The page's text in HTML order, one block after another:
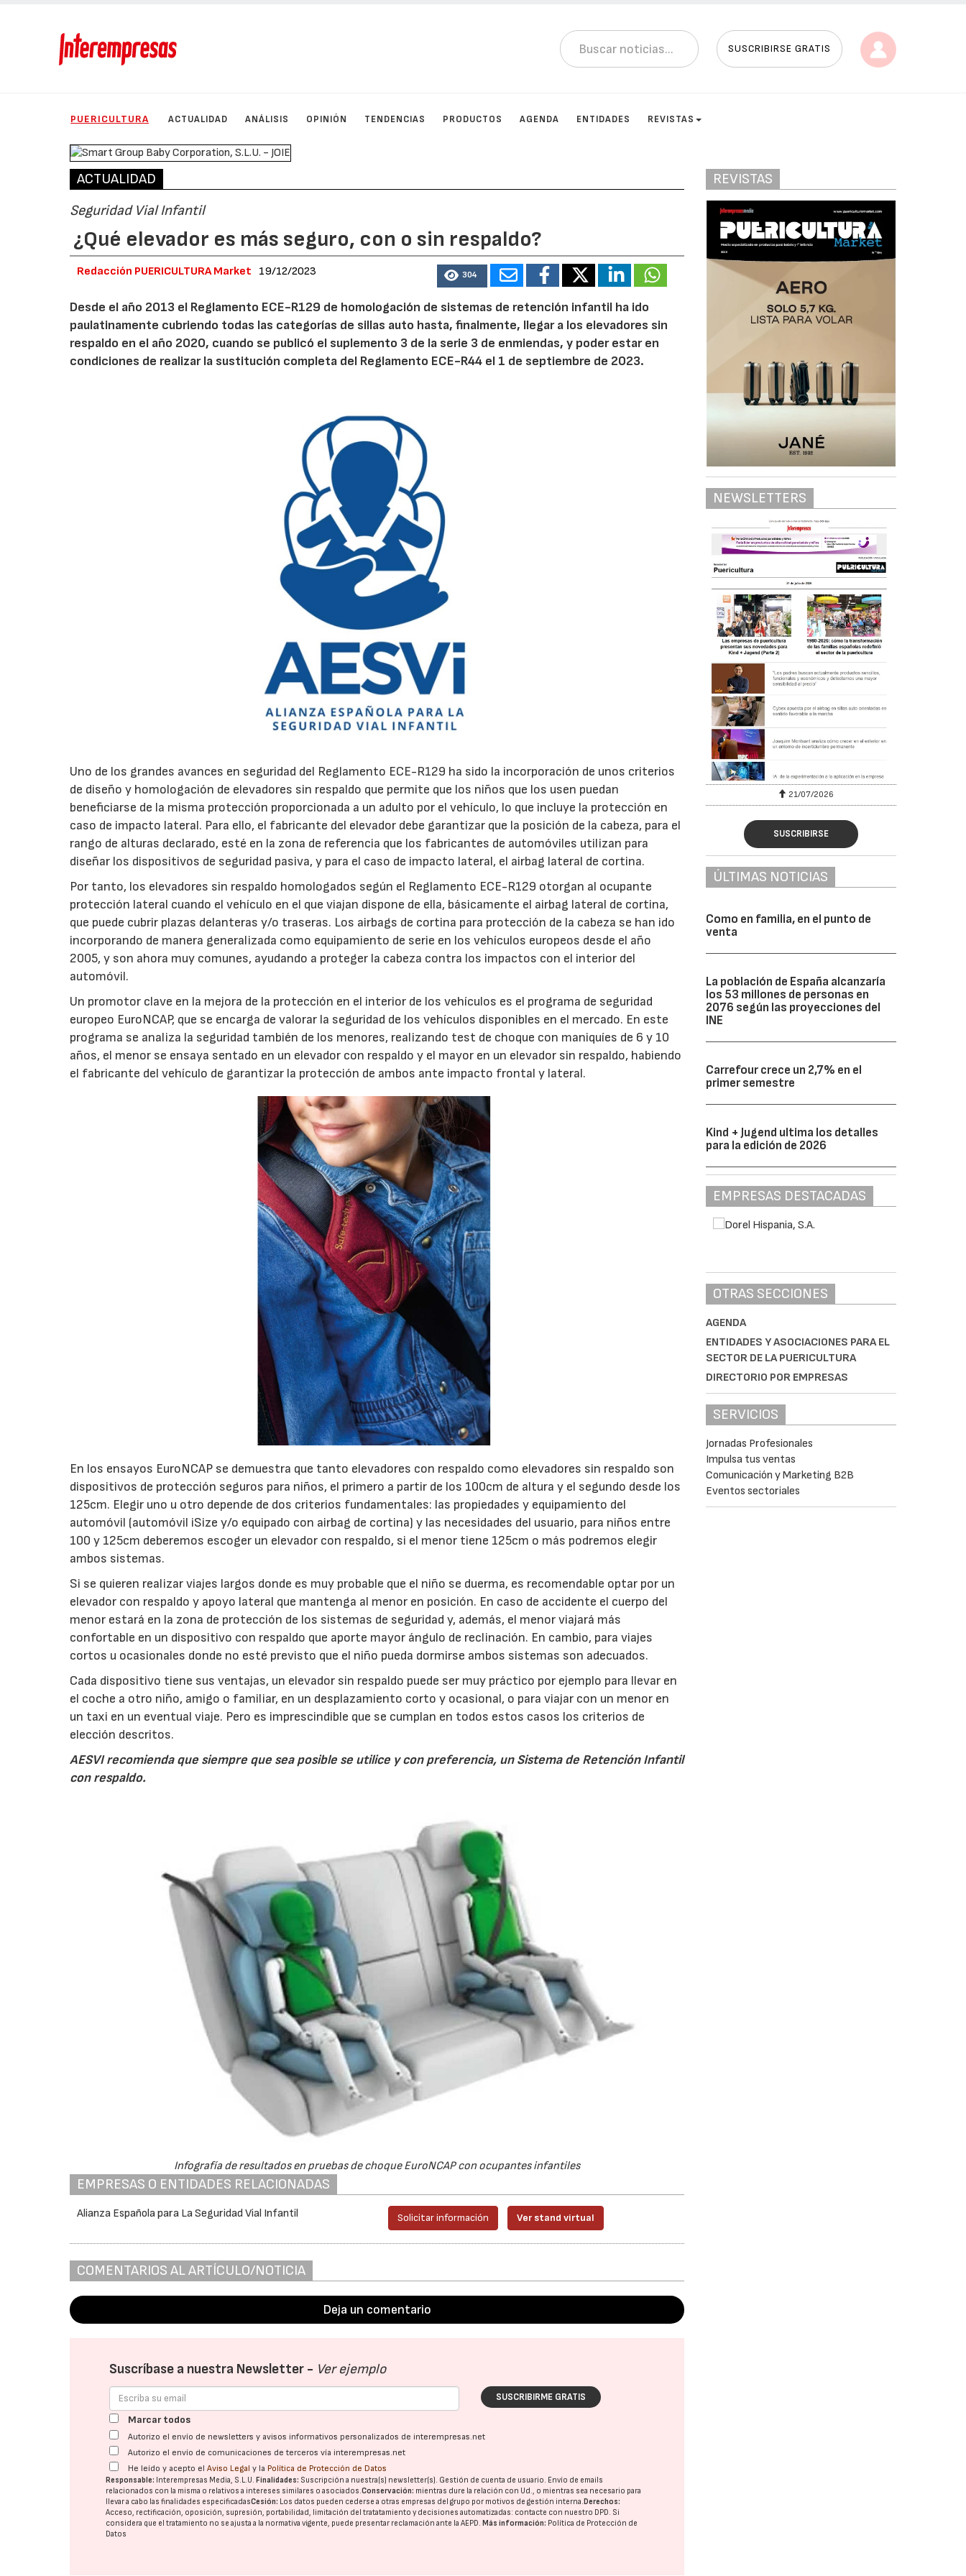
SUSCRIBIRSE GRATIS
PUERICULTURA ACTUALIDAD ANÁLISIS OPINIÓN TENDENCIAS PRODUCTOS AGENDA ENTIDADES REVISTAS
ACTUALIDAD
Seguridad Vial Infantil
¿Qué elevador es más seguro, con o sin respaldo?
Redacción PUERICULTURA Market 19/12/2023 304
Desde el año 2013 el Reglamento ECE-R129 de homologación de sistemas de retención infantil ha ido
paulatinamente cubriendo todas las categorías de sillas auto hasta, finalmente, llegar a los elevadores sin
respaldo en el año 2020, cuando se publicó el suplemento 3 de la serie 3 de enmiendas, y poder estar en
condiciones de realizar la sustitución completa del Reglamento ECE-R44 el 1 de septiembre de 2023.
Uno de los grandes avances en seguridad del Reglamento ECE-R129 ha sido la incorporación de unos criterios
de diseño y homologación de elevadores sin respaldo que permite que los niños que los usen puedan
beneficiarse de la misma protección proporcionada a un adulto por el vehículo, lo que incluye la protección en
caso de impacto lateral. Para ello, el fabricante del elevador debe garantizar que la posición de la cabeza, para el
rango de alturas declarado, esté en la zona de referencia que los fabricantes de automóviles utilizan para
diseñar los dispositivos de seguridad pasiva, y para el caso de impacto lateral, el airbag lateral de cortina.
Por tanto, los elevadores sin respaldo homologados según el Reglamento ECE-R129 otorgan al ocupante
protección lateral cuando el vehículo en el que viajan dispone de ella, básicamente el airbag lateral de cortina,
que puede cubrir plazas delanteras y/o traseras. Los airbags de cortina para protección de la cabeza se han ido
incorporando de manera generalizada como equipamiento de serie en los vehículos europeos desde el año
2005, y son ahora muy comunes, ayudando a proteger la cabeza contra los impactos con el interior del
automóvil.
Un promotor clave en la mejora de la protección en el interior de los vehículos es el programa de seguridad
europeo EuroNCAP, que se encarga de valorar la seguridad de los vehículos disponibles en el mercado. En este
programa se analiza la seguridad también de los menores, realizando test de choque con maniquíes de 6 y 10
años, el menor se ensaya sentado en un elevador con respaldo y el mayor en un elevador sin respaldo, habiendo
el fabricante del vehículo de garantizar la protección de ambos ante impacto frontal y lateral.
En los ensayos EuroNCAP se demuestra que tanto elevadores con respaldo como elevadores sin respaldo son
dispositivos de protección seguros para niños, el primero a partir de los 100cm de altura y el segundo desde los
125cm. Elegir uno u otro depende de dos criterios fundamentales: las propiedades y equipamiento del
automóvil (automóvil iSize y/o equipado con airbag de cortina) y las necesidades del usuario, para niños entre
100 y 125cm deberemos escoger un elevador con respaldo, si el menor tiene 125cm o más podremos elegir
ambos sistemas.
Si se quieren realizar viajes largos donde es muy probable que el niño se duerma, es recomendable optar por un
elevador con respaldo y apoyo lateral que mantenga al menor en posición. En caso de accidente el cuerpo del
menor estará en la zona de protección de los sistemas de seguridad y, además, el menor viajará más
confortable en un dispositivo con respaldo que aporte mayor ángulo de reclinación. En cambio, para viajes
cortos u ocasionales donde no esté previsto que el niño pueda dormirse ambos sistemas son adecuados.
Cada dispositivo tiene sus ventajas, un elevador sin respaldo puede ser muy práctico por ejemplo para llevar en
el coche a otro niño, amigo o familiar, en un desplazamiento corto y ocasional, o para viajar con un menor en
un taxi en un eventual viaje. Pero es imprescindible que se cumplan en todos estos casos los criterios de
elección descritos.
AESVI recomienda que siempre que sea posible se utilice y con preferencia, un Sistema de Retención Infantil
con respaldo.
Infografía de resultados en pruebas de choque EuroNCAP con ocupantes infantiles
EMPRESAS O ENTIDADES RELACIONADAS
Alianza Española para La Seguridad Vial Infantil Solicitar información Ver stand virtual
COMENTARIOS AL ARTÍCULO/NOTICIA
Deja un comentario
Suscríbase a nuestra Newsletter - Ver ejemplo
SUSCRIBIRME GRATIS
Marcar todos
Autorizo el envío de newsletters y avisos informativos personalizados de interempresas.net
Autorizo el envío de comunicaciones de terceros vía interempresas.net
He leído y acepto elAviso Legal y la Política de Protección de Datos
Responsable: Interempresas Media, S.L.U.Finalidades: Suscripción a nuestra(s) newsletter(s). Gestión de cuenta de usuario. Envío de emails
relacionados con la misma o relativos a intereses similares o asociados.Conservación: mientras dure la relación con Ud., o mientras sea necesario para
llevar a cabo las finalidades especificadasCesión: Los datos pueden cederse a otras empresas del grupo por motivos de gestión interna.Derechos:
Acceso, rectificación, oposición, supresión, portabilidad, limitación del tratatamiento y decisiones automatizadas: contacte con nuestro DPD. Si
considera que el tratamiento no se ajusta a la normativa vigente, puede presentar reclamación ante laAEPD.Más información: Política de Protección de
Datos
REVISTAS
NEWSLETTERS
21/07/2026 28/07/2026 21/07/2026
SUSCRIBIRSE
ÚLTIMAS NOTICIAS
Como en familia, en el punto de
venta
La población de España alcanzaría
los 53 millones de personas en
2076 según las proyecciones del
INE
Carrefour crece un 2,7% en el
primer semestre
Kind + Jugend ultima los detalles
para la edición de 2026
EMPRESAS DESTACADAS
OTRAS SECCIONES
AGENDA
ENTIDADES Y ASOCIACIONES PARA EL
SECTOR DE LA PUERICULTURA
DIRECTORIO POR EMPRESAS
SERVICIOS
Jornadas Profesionales
Impulsa tus ventas
Comunicación y Marketing B2B
Eventos sectoriales